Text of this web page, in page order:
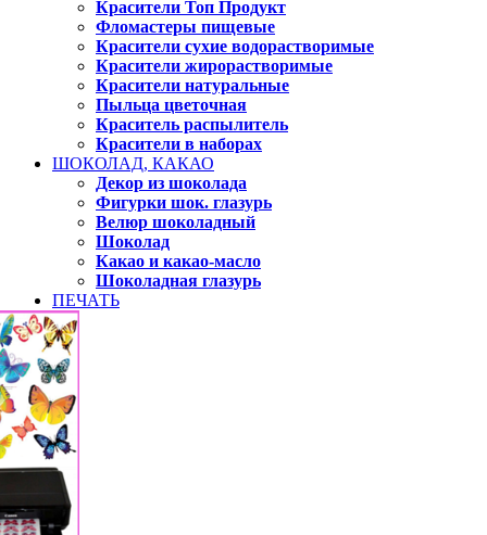
Красители Топ Продукт
Фломастеры пищевые
Красители сухие водорастворимые
Красители жирорастворимые
Красители натуральные
Пыльца цветочная
Краситель распылитель
Красители в наборах
ШОКОЛАД, КАКАО
Декор из шоколада
Фигурки шок. глазурь
Велюр шоколадный
Шоколад
Какао и какао-масло
Шоколадная глазурь
ПЕЧАТЬ